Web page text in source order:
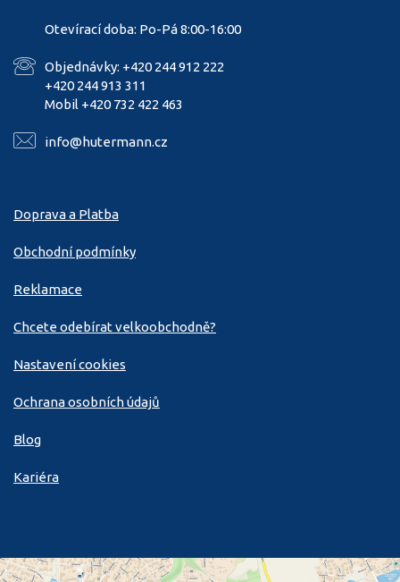
Otevírací doba: Po-Pá 8:00-16:00
Objednávky: +420 244 912 222
+420 244 913 311
Mobil +420 732 422 463
info@hutermann.cz
Doprava a Platba
Obchodní podmínky
Reklamace
Chcete odebírat velkoobchodně?
Nastavení cookies
Ochrana osobních údajů
Blog
Kariéra